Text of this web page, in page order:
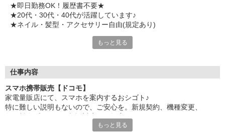
★即日勤務OK！履歴書不要★
★20代・30代・40代が活躍しています♪
★ネイル・髪型・アクセサリー自由(規定あり)
各キャリアの新機種が特別価格で購入OK！！
特別割引価格でご利用可能☆☆
お得に過ごしたいあなたの味方です♪
【選べるお仕事いろいろ】
もっと見る
仕事内容
スマホ携帯販売【ドコモ】
家電量販店にて、スマホを案内するおシゴト♪
特に難しい説明もないので、ご安心を。新規契約、機種変更、
もっと見る